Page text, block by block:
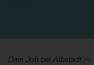
Dein Job bei Albstadt >>